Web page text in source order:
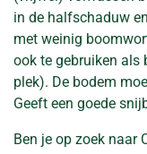
in de halfschaduw
met weinig
ook te gebruiken als
plek). De bodem
Geeft een goede
Ben je op zoek naar